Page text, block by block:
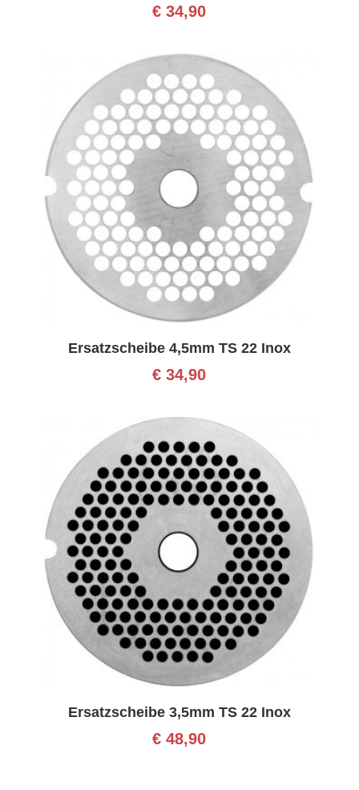
€ 34,90
Ersatzscheibe 4,5mm TS 22 Inox
€ 34,90
Ersatzscheibe 3,5mm TS 22 Inox
€ 48,90